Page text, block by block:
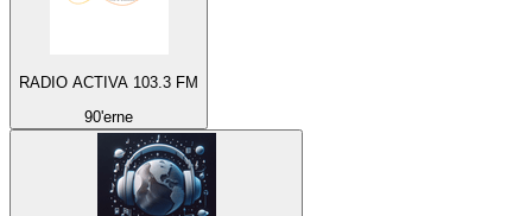
RADIO ACTIVA 103.3 FM
90'erne